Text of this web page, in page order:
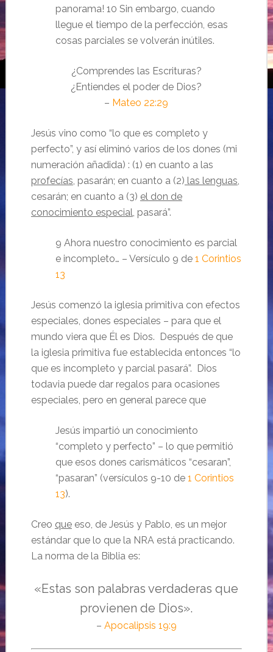
panorama! 10 Sin embargo, cuando
llegue el tiempo de la perfección, esas
cosas parciales se volverán inútiles.
¿Comprendes las Escrituras?
¿Entiendes el poder de Dios?
– Mateo 22:29
Jesús vino como “lo que es completo y
perfecto”, y así eliminó varios de los dones (mi
numeración añadida) : (1) en cuanto a las
profecías, pasarán; en cuanto a (2) las lenguas,
cesarán; en cuanto a (3) el don de
conocimiento especial, pasará”.
9 Ahora nuestro conocimiento es parcial
e incompleto… – Versículo 9 de 1 Corintios
13
Jesús comenzó la iglesia primitiva con efectos
especiales, dones especiales – para que el
mundo viera que Él es Dios. Después de que
la iglesia primitiva fue establecida entonces “lo
que es incompleto y parcial pasará”. Dios
todavia puede dar regalos para ocasiones
especiales, pero en general parece que
Jesús impartió un conocimiento
“completo y perfecto” – lo que permitió
que esos dones carismáticos “cesaran”,
“pasaran” (versículos 9-10 de 1 Corintios
13).
Creo queeso, de Jesús y Pablo, es un mejor
estándar que lo que la NRA está practicando.
La norma de la Biblia es:
«Estas son palabras verdaderas que
provienen de Dios».
– Apocalipsis 19:9